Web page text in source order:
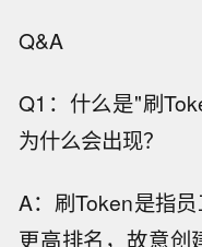
Q&A
Q1：什么是"刷
为什么会出现？
A：刷Token是指
更高排名，故意创